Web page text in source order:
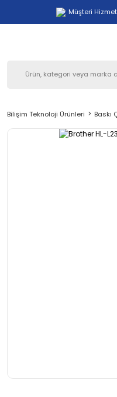
Müşteri
Bilişim Teknoloji Ürünleri Baskı